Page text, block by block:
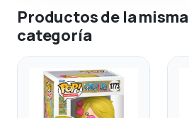
Productos de la misma
categoría